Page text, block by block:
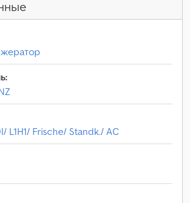
L1H1/ Frische/ Standk./ AC